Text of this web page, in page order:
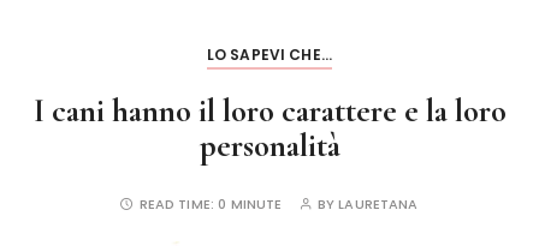
LO SAPEVI CHE...
I cani hanno il loro carattere e la loro
personalità
READ TIME: 0 MINUTE BYLAURETANA